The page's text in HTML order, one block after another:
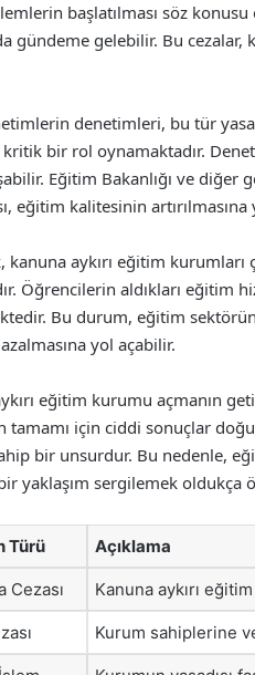
başlatılması söz
gündeme gelebilir. Bu
denetimleri, bu tür
bir rol oynamaktadır.
Eğitim Bakanlığı ve
eğitim kalitesinin artırılmasına
kanuna aykırı eğitim
Öğrencilerin aldıkları eğitim
Bu durum, eğitim
yol açabilir.
eğitim kurumu açmanın
tamamı için ciddi sonuçlar
bir unsurdur. Bu nedenle,
yaklaşım sergilemek oldukça
Türü Açıklama
Cezası Kanuna aykırı
Kurum sahiplerine